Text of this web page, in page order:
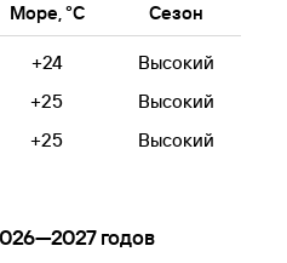
Море, °C Сезон
+24
Высокий
+25
Высокий
+25
Высокий
годов